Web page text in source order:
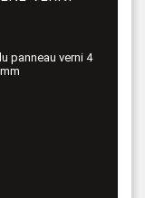
panneau verni 4